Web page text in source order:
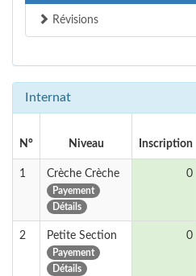
Révisions
Internat
N° Niveau Inscription
1 Crèche Crèche
Payement
Détails
0
2 Petite Section
Payement
Détails
0